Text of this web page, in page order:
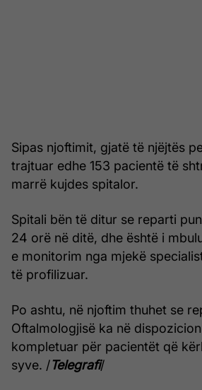
Sipas njoftimit, gjatë të njëjtës
trajtuar edhe 153 pacientë të
marrë kujdes spitalor.
Spitali bën të ditur se reparti
24 orë në ditë, dhe është i
e monitorim nga mjekë
të profilizuar.
Po ashtu, në njoftim thuhet se
Oftalmologjisë ka në
kompletuar për pacientët që
syve. /Telegrafi/